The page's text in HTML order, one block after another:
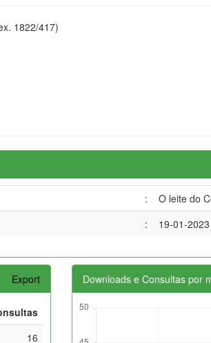
1822/417)
:
O leite do
: 19-01-2023
Export
16
Downloads e Consultas por